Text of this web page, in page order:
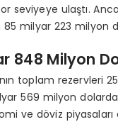
seviyeye ulaştı.
milyar 223 milyon
848 Milyon
toplam
569 milyon
ve döviz